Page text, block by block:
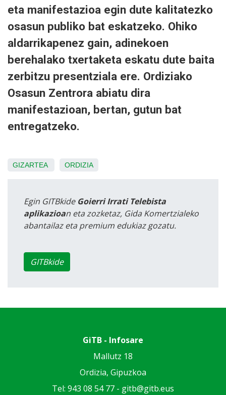
eta manifestazioa egin dute kalitatezko
osasun publiko bat eskatzeko. Ohiko
aldarrikapenez gain, adinekoen
berehalako txertaketa eskatu dute baita
zerbitzu presentziala ere. Ordiziako
Osasun Zentrora abiatu dira
manifestazioan, bertan, gutun bat
entregatzeko.
GIZARTEA ORDIZIA
Egin GITBkide Goierri Irrati Telebista
aplikazioan eta zozketaz, Gida Komertzialeko
abantailaz eta premium edukiaz gozatu.
GITBkide
GiTB - Infosare
Mallutz 18
Ordizia, Gipuzkoa
Tel: 943 08 54 77 - gitb@gitb.eus